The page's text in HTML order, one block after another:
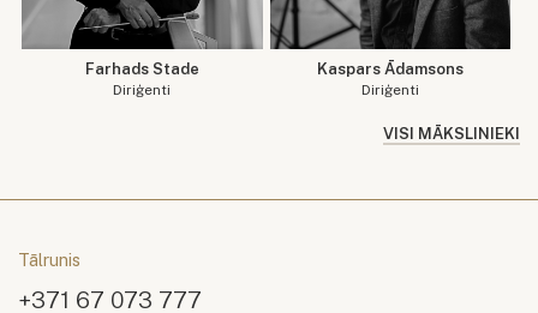
Farhads Stade
Diriģenti
Kaspars Ādamsons
Diriģenti
VISI MĀKSLINIEKI
Tālrunis
+371 67 073 777